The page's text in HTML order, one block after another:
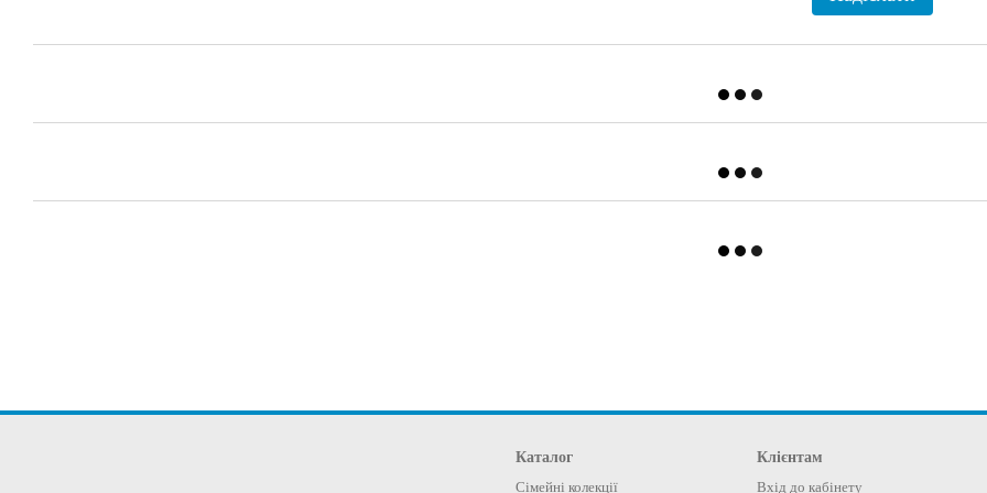
Каталог
Сімейні колекції
Клієнтам
Вхід до кабінету